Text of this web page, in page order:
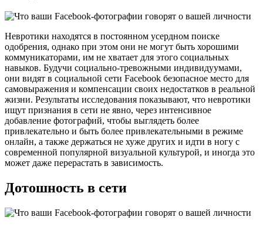
Невротики находятся в постоянном усердном поиске
одобрения, однако при этом они не могут быть хорошими
коммуникаторами, им не хватает для этого социальных
навыков. Будучи социально-тревожными индивидуумами,
они видят в социальной сети Facebook безопасное место для
самовыражения и компенсации своих недостатков в реальной
жизни. Результаты исследования показывают, что невротики
ищут признания в сети не явно, через интенсивное
добавление фотографий, чтобы выглядеть более
привлекательно и быть более привлекательными в режиме
онлайн, а также держаться не хуже других и идти в ногу с
современной популярной визуальной культурой, и иногда это
может даже перерастать в зависимость.
Дотошность в сети